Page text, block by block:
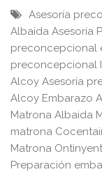
Asesoría
Albaida Asesoría
preconcepcional
preconcepcional
Alcoy Asesoría
Alcoy Embarazo
Matrona Albaida
matrona
Matrona Ontinyent
Preparación